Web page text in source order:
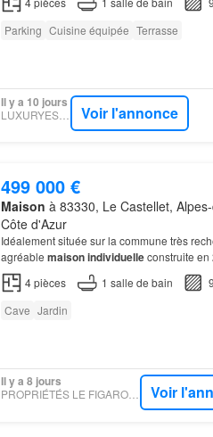
Parking Cuisine équipée Terrasse
Il y a 10 jours
LUXURYESTATE Voir l'annonce
499 000 €
Maison à 83330, Le Castellet,
Côte d'Azur
Idéalement située sur la commune très
agréable maison individuelleconstruite en
4pièces 1 salle de bain
Cave Jardin
Il y a 8 jours
PROPRIÉTÉS LE FIGARO - IBOX VAUBAN Voir